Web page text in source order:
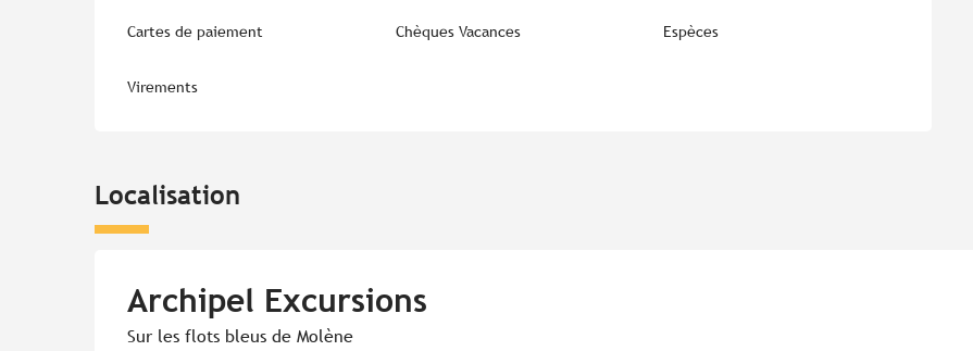
Cartes de paiement Chèques Vacances Espèces
Virements
Localisation
Archipel Excursions
Sur les flots bleus de Molène